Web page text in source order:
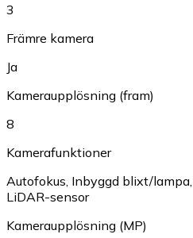
3
Främre kamera
Ja
Kameraupplösning (fram)
8
Kamerafunktioner
Autofokus Inbyggd blixt/lampa
LiDAR-sensor
Kameraupplösning (MP)